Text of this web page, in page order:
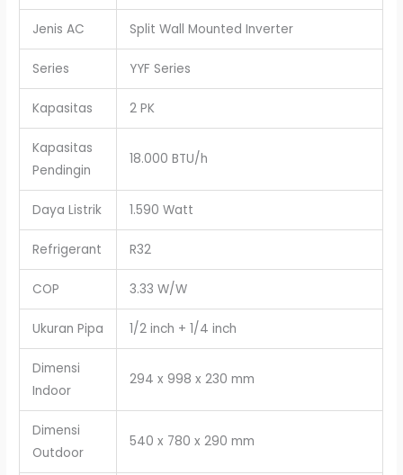
Jenis AC Split Wall Mounted Inverter
Series YYF Series
Kapasitas 2 PK
Kapasitas
Pendingin
18.000 BTU/h
Daya Listrik 1.590 Watt
Refrigerant R32
COP 3.33 W/W
Ukuran Pipa 1/2 inch + 1/4 inch
Dimensi
Indoor
294 x 998 x 230 mm
Dimensi
Outdoor
540 x 780 x 290 mm